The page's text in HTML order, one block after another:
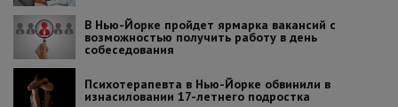
В Нью-Йорке пройдет ярмарка вакансий с
возможностью получить работу в день
собеседования
Психотерапевта в Нью-Йорке обвинили в
изнасиловании 17-летнего подростка